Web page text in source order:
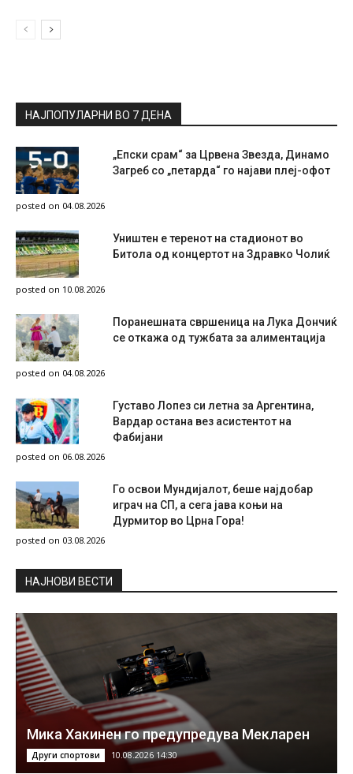
НАЈПОПУЛАРНИ ВО 7 ДЕНА
„Епски срам“ за Црвена Звезда, Динамо
Загреб со „петарда“ го најави плеј-офот
posted on 04.08.2026
Уништен е теренот на стадионот во
Битола од концертот на Здравко Чолиќ
posted on 10.08.2026
Поранешната свршеница на Лука Дончиќ
се откажа од тужбата за алиментација
posted on 04.08.2026
Густаво Лопез си летна за Аргентина,
Вардар остана вез асистентот на
Фабијани
posted on 06.08.2026
Го освои Мундијалот, беше најдобар
играч на СП, а сега јава коњи на
Дурмитор во Црна Гора!
posted on 03.08.2026
НAЈНОВИ ВЕСТИ
Мика Хакинен го предупредува Мекларен
Други спортови 10.08.2026 14:30